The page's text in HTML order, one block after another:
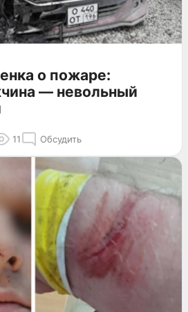
о пожаре:
— невольный
11 Обсудить